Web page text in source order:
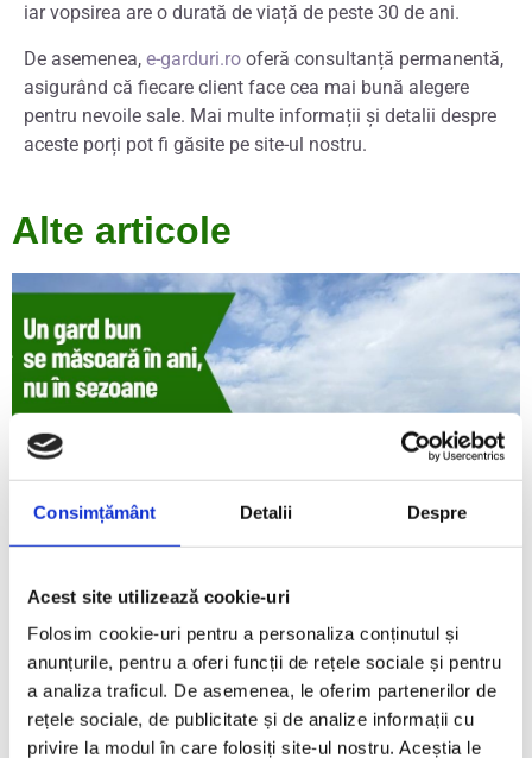
Consimțământ Detalii Despre
Acest site utilizează cookie-uri
Folosim cookie-uri pentru a personaliza conținutul și
anunțurile, pentru a oferi funcții de rețele sociale și pentru
a analiza traficul. De asemenea, le oferim partenerilor de
rețele sociale, de publicitate și de analize informații cu
privire la modul în care folosiți site-ul nostru. Aceștia le
iar vopsirea are o durată de viață de peste 30 de ani.
De asemenea, e-garduri.ro oferă consultanță permanentă,
asigurând că fiecare client face cea mai bună alegere
pentru nevoile sale. Mai multe informații și detalii despre
aceste porți pot fi găsite pe site-ul nostru.
Alte articole
Cât rezistă un gard din aluminiu și de ce poate
avea o durată de viață foarte mare
august 5, 2026